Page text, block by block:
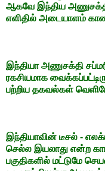
ஆகவே இந்திய
எளிதில் அடையாளம் காண
இந்தியா அணுசக்தி
ரகசியமாக
பற்றிய தகவல்கள்
இந்தியாவின் டீசல் -
செல்ல இயலாது என்ற
பகுதிகளில் மட்டுமே